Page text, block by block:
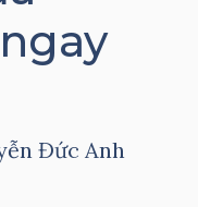
Đức Anh